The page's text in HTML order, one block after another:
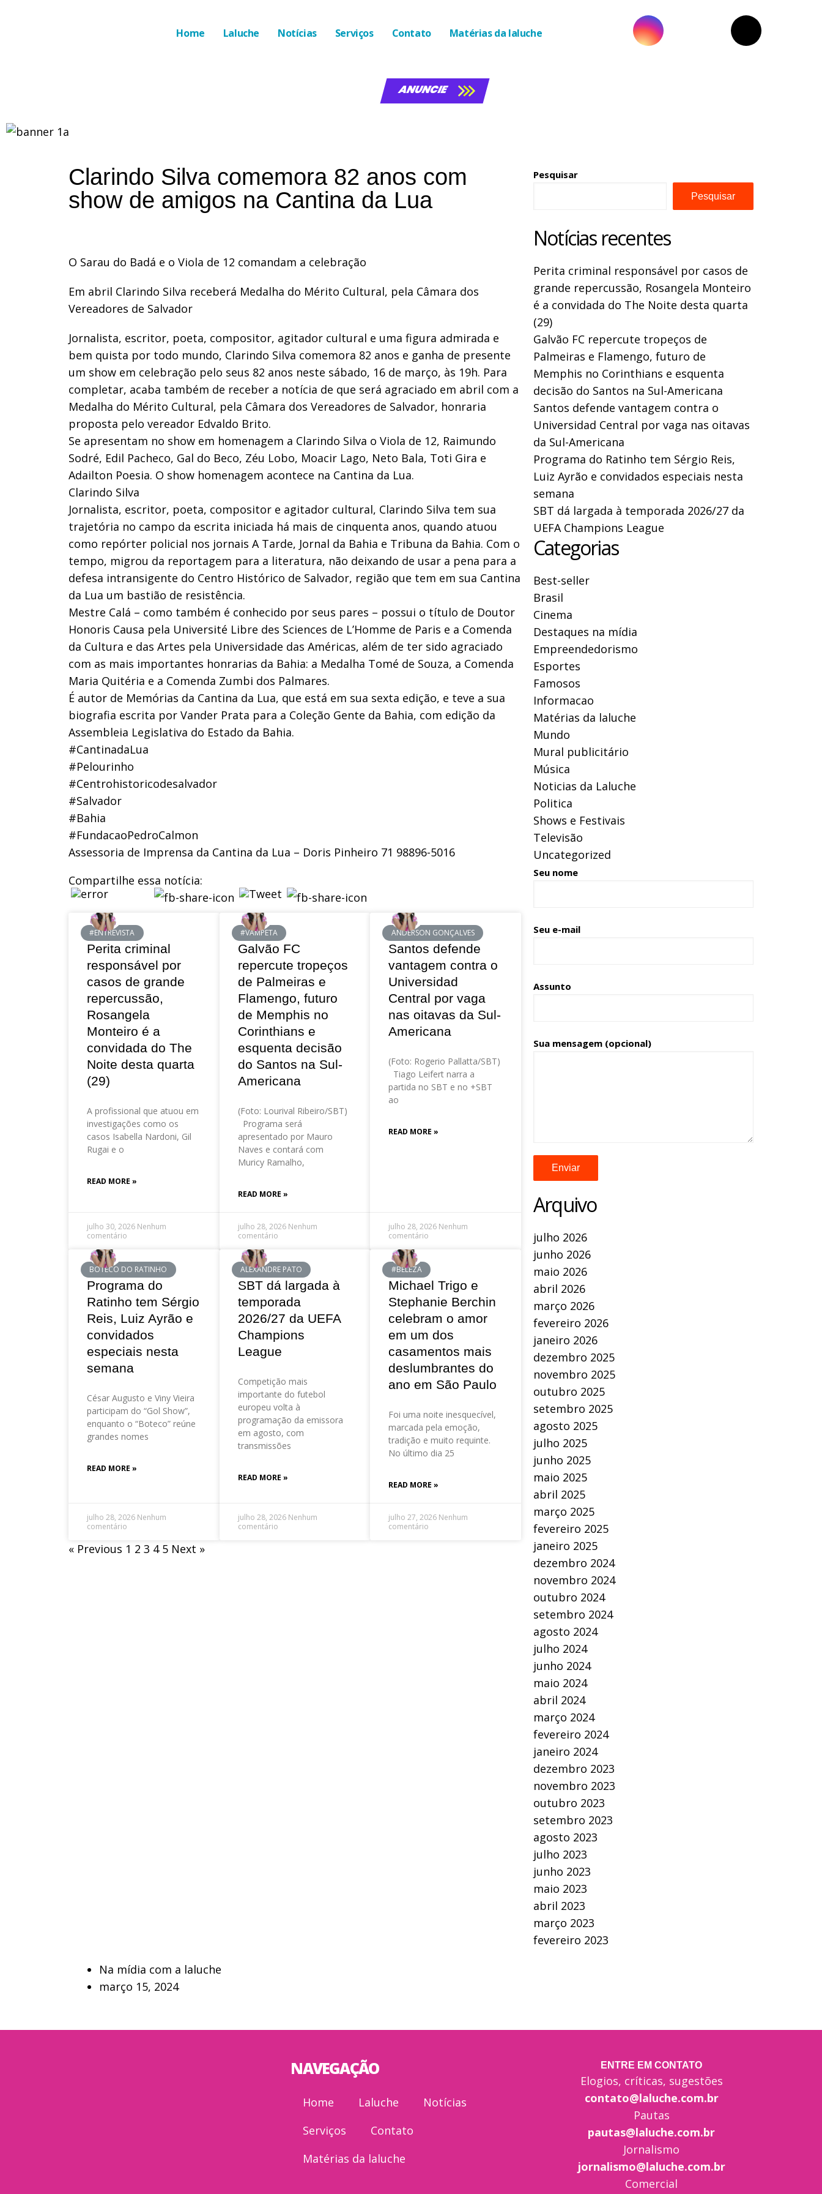
Home Laluche Notícias Serviços Contato Matérias da laluche
ANUNCIE
Clarindo Silva comemora 82 anos com
show de amigos na Cantina da Lua
O Sarau do Badá e o Viola de 12 comandam a celebração
Em abril Clarindo Silva receberá Medalha do Mérito Cultural, pela Câmara dos
Vereadores de Salvador
Jornalista, escritor, poeta, compositor, agitador cultural e uma figura admirada e
bem quista por todo mundo, Clarindo Silva comemora 82 anos e ganha de presente
um show em celebração pelo seus 82 anos neste sábado, 16 de março, às 19h. Para
completar, acaba também de receber a notícia de que será agraciado em abril com a
Medalha do Mérito Cultural, pela Câmara dos Vereadores de Salvador, honraria
proposta pelo vereador Edvaldo Brito.
Se apresentam no show em homenagem a Clarindo Silva o Viola de 12, Raimundo
Sodré, Edil Pacheco, Gal do Beco, Zéu Lobo, Moacir Lago, Neto Bala, Toti Gira e
Adailton Poesia. O show homenagem acontece na Cantina da Lua.
Clarindo Silva
Jornalista, escritor, poeta, compositor e agitador cultural, Clarindo Silva tem sua
trajetória no campo da escrita iniciada há mais de cinquenta anos, quando atuou
como repórter policial nos jornais A Tarde, Jornal da Bahia e Tribuna da Bahia. Com o
tempo, migrou da reportagem para a literatura, não deixando de usar a pena para a
defesa intransigente do Centro Histórico de Salvador, região que tem em sua Cantina
da Lua um bastião de resistência.
Mestre Calá – como também é conhecido por seus pares – possui o título de Doutor
Honoris Causa pela Université Libre des Sciences de L’Homme de Paris e a Comenda
da Cultura e das Artes pela Universidade das Américas, além de ter sido agraciado
com as mais importantes honrarias da Bahia: a Medalha Tomé de Souza, a Comenda
Maria Quitéria e a Comenda Zumbi dos Palmares.
É autor de Memórias da Cantina da Lua, que está em sua sexta edição, e teve a sua
biografia escrita por Vander Prata para a Coleção Gente da Bahia, com edição da
Assembleia Legislativa do Estado da Bahia.
#CantinadaLua
#Pelourinho
#Centrohistoricodesalvador
#Salvador
#Bahia
#FundacaoPedroCalmon
Assessoria de Imprensa da Cantina da Lua – Doris Pinheiro 71 98896-5016
Compartilhe essa notícia:
#ENTREVISTA
Perita criminal
responsável por
casos de grande
repercussão,
Rosangela
Monteiro é a
convidada do The
Noite desta quarta
(29)
A profissional que atuou em
investigações como os
casos Isabella Nardoni, Gil
Rugai e o
READ MORE »
julho 30, 2026 Nenhum
comentário
#VAMPETA
Galvão FC
repercute tropeços
de Palmeiras e
Flamengo, futuro
de Memphis no
Corinthians e
esquenta decisão
do Santos na Sul-
Americana
(Foto: Lourival Ribeiro/SBT)
Programa será
apresentado por Mauro
Naves e contará com
Muricy Ramalho,
READ MORE »
julho 28, 2026 Nenhum
comentário
ANDERSON GONÇALVES
Santos defende
vantagem contra o
Universidad
Central por vaga
nas oitavas da Sul-
Americana
(Foto: Rogerio Pallatta/SBT)
Tiago Leifert narra a
partida no SBT e no +SBT
ao
READ MORE »
julho 28, 2026 Nenhum
comentário
BOTECO DO RATINHO
Programa do
Ratinho tem Sérgio
Reis, Luiz Ayrão e
convidados
especiais nesta
semana
César Augusto e Viny Vieira
participam do “Gol Show”,
enquanto o “Boteco” reúne
grandes nomes
READ MORE »
julho 28, 2026 Nenhum
comentário
ALEXANDRE PATO
SBT dá largada à
temporada
2026/27 da UEFA
Champions
League
Competição mais
importante do futebol
europeu volta à
programação da emissora
em agosto, com
transmissões
READ MORE »
julho 28, 2026 Nenhum
comentário
#BELEZA
Michael Trigo e
Stephanie Berchin
celebram o amor
em um dos
casamentos mais
deslumbrantes do
ano em São Paulo
Foi uma noite inesquecível,
marcada pela emoção,
tradição e muito requinte.
No último dia 25
READ MORE »
julho 27, 2026 Nenhum
comentário
« Previous 1 2 3 4 5 Next »
Pesquisar
Pesquisar
Notícias recentes
Perita criminal responsável por casos de
grande repercussão, Rosangela Monteiro
é a convidada do The Noite desta quarta
(29)
Galvão FC repercute tropeços de
Palmeiras e Flamengo, futuro de
Memphis no Corinthians e esquenta
decisão do Santos na Sul-Americana
Santos defende vantagem contra o
Universidad Central por vaga nas oitavas
da Sul-Americana
Programa do Ratinho tem Sérgio Reis,
Luiz Ayrão e convidados especiais nesta
semana
SBT dá largada à temporada 2026/27 da
UEFA Champions League
Categorias
Best-seller
Brasil
Cinema
Destaques na mídia
Empreendedorismo
Esportes
Famosos
Informacao
Matérias da laluche
Mundo
Mural publicitário
Música
Noticias da Laluche
Politica
Shows e Festivais
Televisão
Uncategorized
Seu nome
Seu e-mail
Assunto
Sua mensagem (opcional)
Arquivo
julho 2026
junho 2026
maio 2026
abril 2026
março 2026
fevereiro 2026
janeiro 2026
dezembro 2025
novembro 2025
outubro 2025
setembro 2025
agosto 2025
julho 2025
junho 2025
maio 2025
abril 2025
março 2025
fevereiro 2025
janeiro 2025
dezembro 2024
novembro 2024
outubro 2024
setembro 2024
agosto 2024
julho 2024
junho 2024
maio 2024
abril 2024
março 2024
fevereiro 2024
janeiro 2024
dezembro 2023
novembro 2023
outubro 2023
setembro 2023
agosto 2023
julho 2023
junho 2023
maio 2023
abril 2023
março 2023
fevereiro 2023
Na mídia com a laluche
março 15, 2024
NAVEGAÇÃO
Home Laluche
Notícias
Serviços
Contato
Matérias da laluche
ENTRE EM CONTATO
Elogios, críticas, sugestões
contato@laluche.com.br
Pautas
pautas@laluche.com.br
Jornalismo
jornalismo@laluche.com.br
Comercial